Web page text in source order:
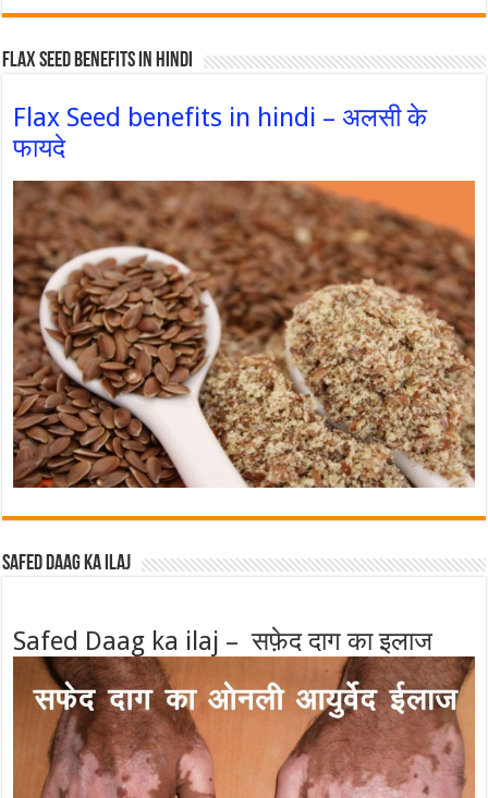
Flax Seed Benefits in hindi
Flax Seed benefits in hindi – अलसी के
फायदे
Safed Daag ka ilaj
Safed Daag ka ilaj – सफ़ेद दाग का इलाज